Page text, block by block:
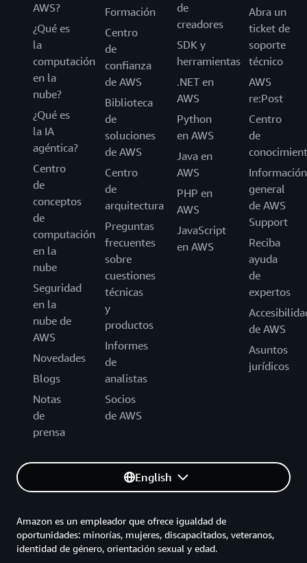
AWS?
¿Qué es
la
computación
en la
nube?
¿Qué es
la IA
agéntica?
Centro
de
conceptos
de
computación
en la
nube
Seguridad
en la
nube de
AWS
Novedades
Blogs
Notas
de
prensa
Formación
Centro
de
confianza
de AWS
Biblioteca
de
soluciones
de AWS
Centro
de
arquitectura
Preguntas
frecuentes
sobre
cuestiones
técnicas
y
productos
Informes
de
analistas
Socios
de AWS
de
creadores
SDK y
herramientas
.NET en
AWS
Python
en AWS
Java en
AWS
PHP en
AWS
JavaScript
en AWS
Abra un
ticket de
soporte
técnico
AWS
re:Post
Centro
de
Información
general
de AWS
Support
Reciba
ayuda
de
expertos
de AWS
Asuntos
jurídicos
English
Amazon es un empleador que ofrece igualdad de
oportunidades: minorías, mujeres, discapacitados, veteranos,
identidad de género, orientación sexual y edad.